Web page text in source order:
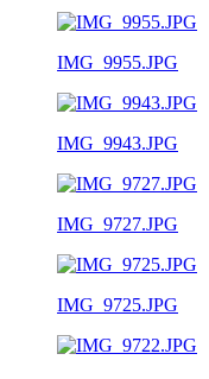
IMG_9955.JPG
IMG_9943.JPG
IMG_9727.JPG
IMG_9725.JPG